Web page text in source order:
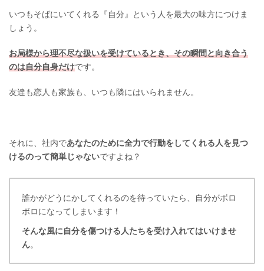
いつもそばにいてくれる『自分』という人を最大の味方につけま
しょう。
お局様から理不尽な扱いを受けているとき、その瞬間と向き合う
のは自分自身だけです。
友達も恋人も家族も、いつも隣にはいられません。
それに、社内であなたのために全力で行動をしてくれる人を見つ
けるのって簡単じゃないですよね？
誰かがどうにかしてくれるのを待っていたら、自分がボロ
ボロになってしまいます！
そんな風に自分を傷つける人たちを受け入れてはいけませ
ん。